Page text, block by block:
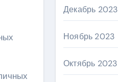
Декабрь 2023
Ноябрь 2023
Октябрь 2023